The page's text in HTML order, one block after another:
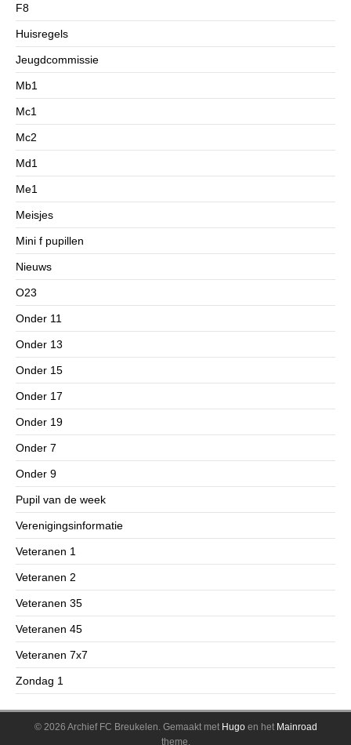
F8
Huisregels
Jeugdcommissie
Mb1
Mc1
Mc2
Md1
Me1
Meisjes
Mini f pupillen
Nieuws
O23
Onder 11
Onder 13
Onder 15
Onder 17
Onder 19
Onder 7
Onder 9
Pupil van de week
Verenigingsinformatie
Veteranen 1
Veteranen 2
Veteranen 35
Veteranen 45
Veteranen 7x7
Zondag 1
© 2026 Archief FC Breukelen. Gemaakt met Hugoen het Mainroad
theme.